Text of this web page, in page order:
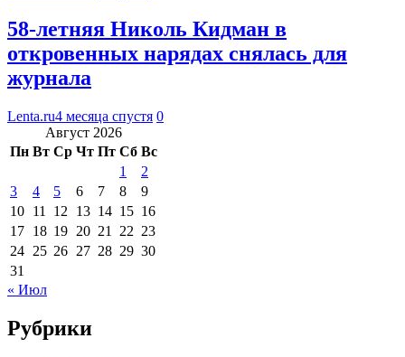
58-летняя Николь Кидман в
откровенных нарядах снялась для
журнала
Lenta.ru4 месяца спустя 0
Август 2026
Пн Вт Ср Чт Пт Сб Вс
1
2
3
4 5 6 7 8
9
10 11 12 13 14 15 16
17 18 19 20 21 22 23
24 25 26 27 28 29 30
31
« Июл
Рубрики